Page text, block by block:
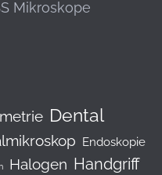
Mikroskope
Dental
Endoskopie
Halogen Handgriff